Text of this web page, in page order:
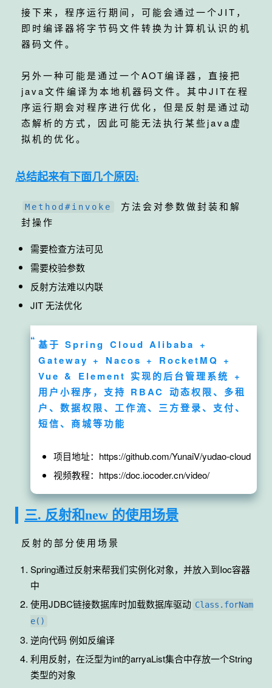
接下来，程序运行期间，可能会通过一个JIT，
即时编译器将字节码文件转换为计算机认识的机
器码文件。
另外一种可能是通过一个AOT编译器，直接把
java文件编译为本地机器码文件。其中JIT在程
序运行期会对程序进行优化，但是反射是通过动
态解析的方式，因此可能无法执行某些java虚
拟机的优化。
总结起来有下面几个原因:
Method#invoke
方法会对参数做封装和解
封操作
需要检查方法可见
需要校验参数
反射方法难以内联
JIT 无法优化
基于 Spring Cloud Alibaba +
Gateway + Nacos + RocketMQ +
Vue & Element 实现的后台管理系统 +
用户小程序，支持 RBAC 动态权限、多租
户、数据权限、工作流、三方登录、支付、
短信、商城等功能
项目地址：https://github.com/YunaiV/yudao-cloud
视频教程：https://doc.iocoder.cn/video/
三. 反射和new 的使用场景
反射的部分使用场景
Spring通过反射来帮我们实例化对象，并放入到Ioc容器
中
使用JDBC链接数据库时加载数据库驱动 Class.forNam
e()
逆向代码 例如反编译
利用反射，在泛型为int的arryaList集合中存放一个String
类型的对象